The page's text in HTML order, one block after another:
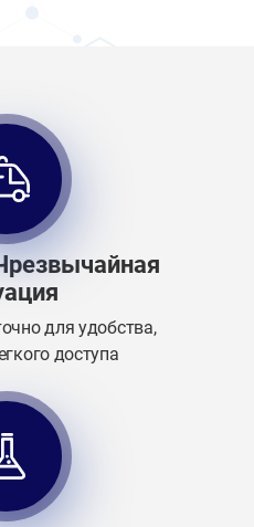
для удобства,
доступа